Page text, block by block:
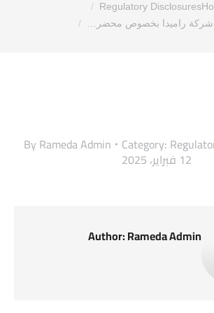
Regulatory Disclosures
شركة راميدا بخصوص محضر…
Category:
By Rameda Admin
12 فبراير، 2025
Author:Rameda Admin